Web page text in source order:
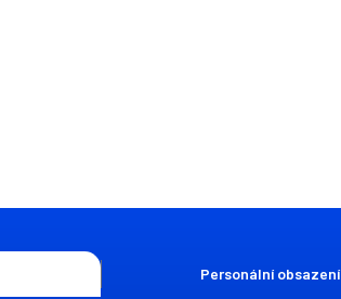
Personální obsazení